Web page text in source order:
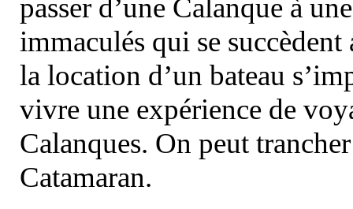
passer d’une Calanque à
immaculés qui se
la location d’un bateau
vivre une expérience de
Calanques. On peut
Catamaran.